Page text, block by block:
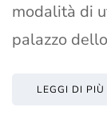
modalità di
palazzo
LEGGI DI PIÙ